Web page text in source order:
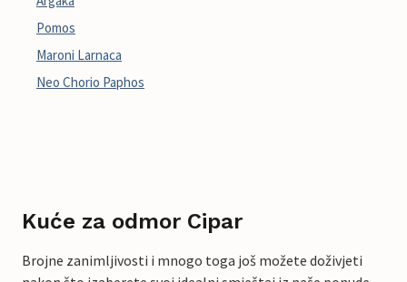
Pomos
Maroni Larnaca
Neo Chorio Paphos
Kuće za odmor Cipar
Brojne zanimljivosti i mnogo toga još možete doživjeti